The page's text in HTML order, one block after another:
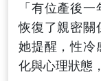
「有位產後
恢復了親密關
她提醒，性冷
化與心理狀態